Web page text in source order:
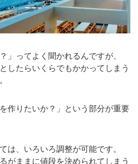
」ってよく聞かれるんですが、
したらいくらでもかかってしまう
作りたいか？」という部分が重要
は、いろいろ調整が可能です。
がままに値段を決められてしまう